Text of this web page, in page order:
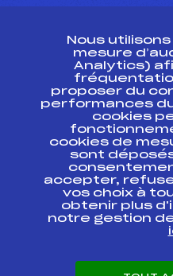
Ressources
Pass’Neige
Projet sportif
Projet de
Antidopage
Pôle
Scientifique
Listes ministérielles
Pôle vie de l’athlète
Enseignement
Nous
mesure
Analytics)
proposer du
performances
cookies
cookies de
sont
accepter,
vos choix à
obtenir plus
notre gestion